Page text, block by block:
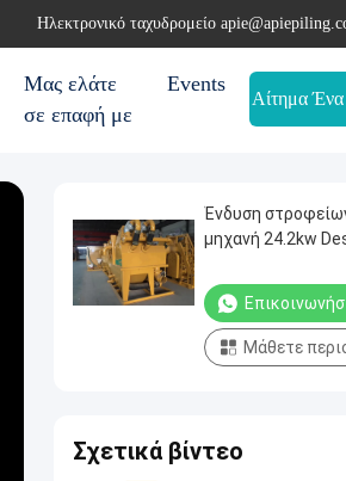
Ηλεκτρονικό ταχυδρομείο
Μας ελάτε
σε επαφή με
Events
Αίτημα
Ένδυση
μηχανή 24.2kw
Μάθετε
Σχετικά βίντεο